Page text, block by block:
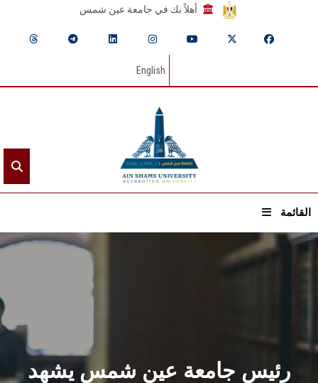
أهلاً بك في جامعة عين شمس
English
القائمة
الرئيسيـة
القطاعـات
الشئون الأكاديمية
رئيس جامعة عين شمس يشهد